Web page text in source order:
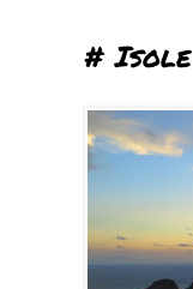
# Isole